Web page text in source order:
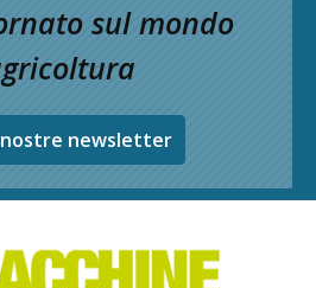
sul mondo
newsletter